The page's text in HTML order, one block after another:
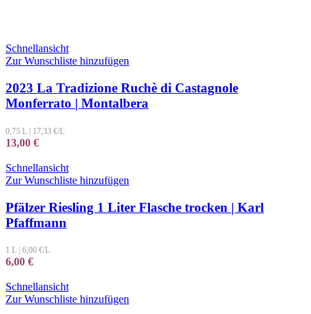
Schnellansicht
Zur Wunschliste hinzufügen
2023 La Tradizione Ruchè di Castagnole
Monferrato | Montalbera
0,75 L | 17,33 €/L
13,00 €
Schnellansicht
Zur Wunschliste hinzufügen
Pfälzer Riesling 1 Liter Flasche trocken | Karl
Pfaffmann
1 L 6,00 €/L
6,00 €
Schnellansicht
Zur Wunschliste hinzufügen